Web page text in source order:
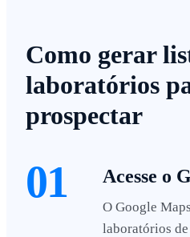
Como gerar
laboratórios
prospectar
01 Acesse o
O Google
laboratórios